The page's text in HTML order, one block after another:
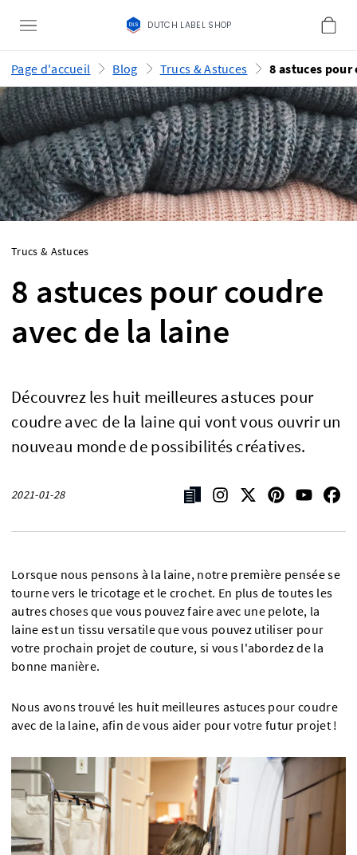
DUTCH LABEL SHOP
Page d'accueil Blog Trucs & Astuces
Trucs & Astuces
8 astuces pour coudre
avec de la laine
Découvrez les huit meilleures astuces pour
coudre avec de la laine qui vont vous ouvrir un
nouveau monde de possibilités créatives.
2021-01-28
Lorsque nous pensons à la laine, notre première pensée se
tourne vers le tricotage et le crochet. En plus de toutes les
autres choses que vous pouvez faire avec une pelote, la
laine est un tissu versatile que vous pouvez utiliser pour
votre prochain projet de couture, si vous l'abordez de la
bonne manière.
Nous avons trouvé les huit meilleures astuces pour coudre
avec de la laine, afin de vous aider pour votre futur projet !